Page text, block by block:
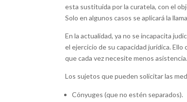
esta sustituida por la curatela, con el
Solo en algunos casos se aplicará la
En la actualidad, ya no se incapacita
el ejercicio de su capacidad jurídica.
que cada vez necesite menos asistencia.
Los sujetos que pueden solicitar las
Cónyuges (que no estén separados).